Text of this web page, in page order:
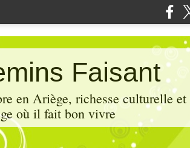
Faisant
en Ariège, richesse culturelle
où il fait bon vivre